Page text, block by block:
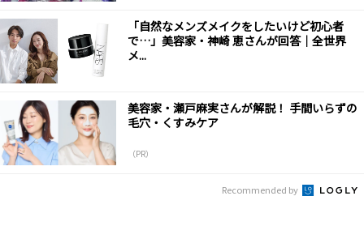
「自然なメンズメイクをしたいけど初心者
で…」美容家・神崎 恵さんが回答｜全世界
メ...
美容家・瀬戸麻実さんが解説！ 手間いらずの
毛穴・くすみケア
（PR）
Recommended by